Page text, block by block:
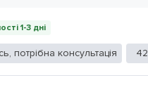
1-3 дні
потрібна консультація 42